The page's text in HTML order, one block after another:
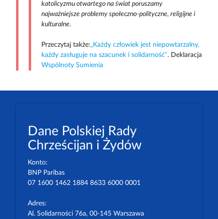
katolicyzmu otwartego na świat poruszamy
najważniejsze problemy społeczno-polityczne, religijne i
kulturalne.
Przeczytaj także:„Każdy człowiek jest niepowtarzalny,
każdy zasługuje na szacunek i solidarność”. Deklaracja
Wspólnoty Sumienia
Dane Polskiej Rady
Chrześcijan i Żydów
Konto:
BNP Paribas
07 1600 1462 1884 8633 6000 0001
Adres:
Al. Solidarności 76a, 00-145 Warszawa